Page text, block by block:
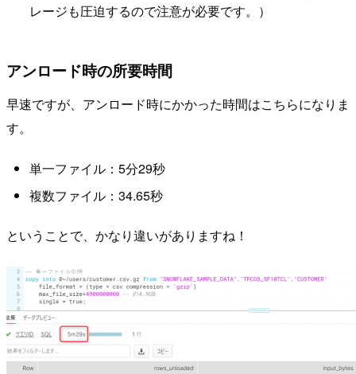
レージも圧迫するので注意が必要です。）
アンロード時の所要時間
早速ですが、アンロード時にかかった時間はこちらになりま
す。
単一ファイル：5分29秒
複数ファイル：34.65秒
ということで、かなり違いがありますね！